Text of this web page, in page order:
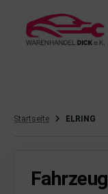
Startseite ELRING
Anbauteile